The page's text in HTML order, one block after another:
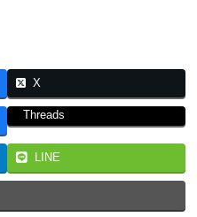
X
Threads
LINE